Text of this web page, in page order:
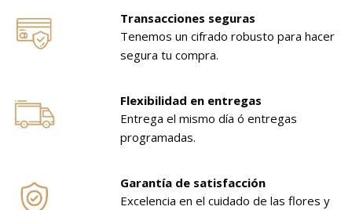
Transacciones seguras
Tenemos un cifrado robusto para hacer
segura tu compra.
Flexibilidad en entregas
Entrega el mismo día ó entregas
programadas.
Garantía de satisfacción
Excelencia en el cuidado de las flores y